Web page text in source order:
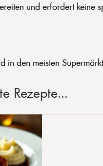
und erfordert keine
in den meisten
Rezepte...